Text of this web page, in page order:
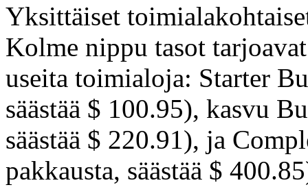
Yksittäiset
Kolme nippu tasot
useita toimialoja: Starter
säästää $ 100.95), kasvu
säästää $ 220.91), ja
pakkausta, säästää $